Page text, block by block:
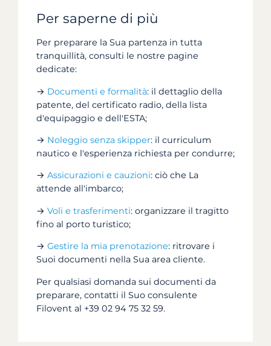
Per saperne di più
Per preparare la Sua partenza in tutta
tranquillità, consulti le nostre pagine
dedicate:
→ Documenti e formalità: il dettaglio della
patente, del certificato radio, della lista
d'equipaggio e dell'ESTA;
→ Noleggio senza skipper: il curriculum
nautico e l'esperienza richiesta per condurre;
→ Assicurazioni e cauzioni: ciò che La
attende all'imbarco;
→ Voli e trasferimenti: organizzare il tragitto
fino al porto turistico;
→ Gestire la mia prenotazione: ritrovare i
Suoi documenti nella Sua area cliente.
Per qualsiasi domanda sui documenti da
preparare, contatti il Suo consulente
Filovent al +39 02 94 75 32 59.